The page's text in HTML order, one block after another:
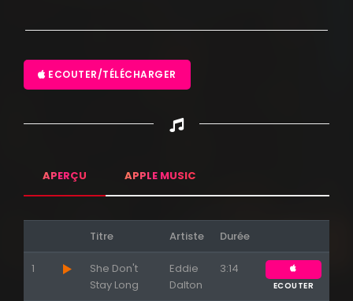
Appuyez sur ENTREE pour valider...
ECOUTER/TÉLÉCHARGER
APERÇU APPLE MUSIC
Titre Artiste Durée
1
She Don't
Stay Long
Eddie
Dalton
3:14
ECOUTER